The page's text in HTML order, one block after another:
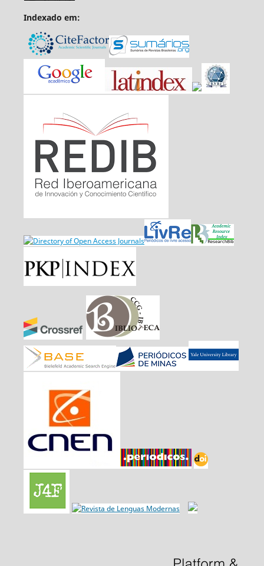
Indexado em: